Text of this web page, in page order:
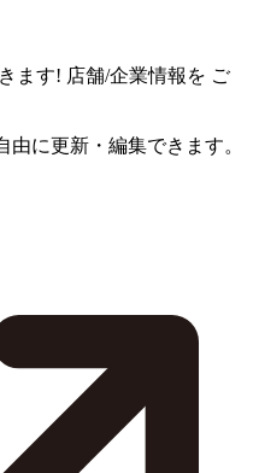
ます! 店舗/企業情報を ご
に更新・編集できます。